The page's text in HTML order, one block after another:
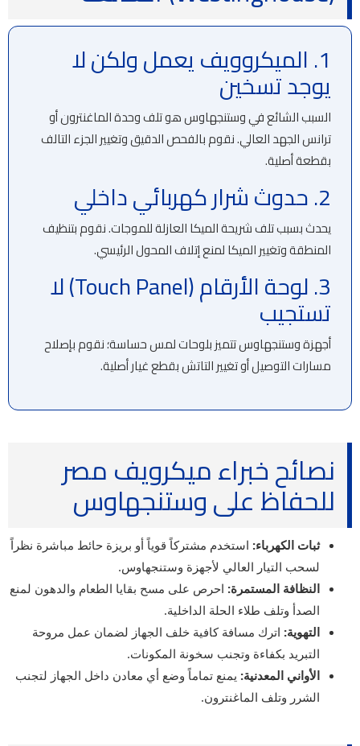
1. الميكروويف يعمل ولكن لا
يوجد تسخين
السبب الشائع في وستنجهاوس هو تلف وحدة الماغنترون أو
ترانس الجهد العالي. نقوم بالفحص الدقيق وتغيير الجزء التالف
بقطعة أصلية.
2. حدوث شرار كهربائي داخلي
يحدث بسبب تلف شريحة الميكا العازلة للموجات. نقوم بتنظيف
المنطقة وتغيير الميكا لمنع إتلاف المحول الرئيسي.
3. لوحة الأرقام (Touch Panel) لا
تستجيب
أجهزة وستنجهاوس تتميز بلوحات لمس حساسة؛ نقوم بإصلاح
مسارات التوصيل أو تغيير التاتش بقطع غيار أصلية.
نصائح خبراء ميكرويف مصر
للحفاظ على وستنجهاوس
ثبات الكهرباء: استخدم مشتركاً قوياً أو بريزة حائط مباشرة نظراً
لسحب التيار العالي لأجهزة وستنجهاوس.
النظافة المستمرة: احرص على مسح بقايا الطعام والدهون لمنع
الصدأ وتلف طلاء الحلة الداخلية.
التهوية: اترك مسافة كافية خلف الجهاز لضمان عمل مروحة
التبريد بكفاءة وتجنب سخونة المكونات.
الأواني المعدنية: يمنع تماماً وضع أي معادن داخل الجهاز لتجنب
الشرر وتلف الماغنترون.